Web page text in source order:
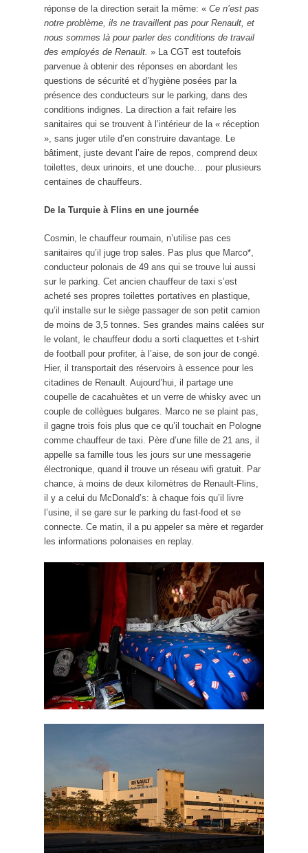
réponse de la direction serait la même: « Ce n’est pas
notre problème, ils ne travaillent pas pour Renault, et
nous sommes là pour parler des conditions de travail
des employés de Renault. » La CGT est toutefois
parvenue à obtenir des réponses en abordant les
questions de sécurité et d’hygiène posées par la
présence des conducteurs sur le parking, dans des
conditions indignes. La direction a fait refaire les
sanitaires qui se trouvent à l’intérieur de la « réception
», sans juger utile d’en construire davantage. Le
bâtiment, juste devant l’aire de repos, comprend deux
toilettes, deux urinoirs, et une douche… pour plusieurs
centaines de chauffeurs.
De la Turquie à Flins en une journée
Cosmin, le chauffeur roumain, n’utilise pas ces
sanitaires qu’il juge trop sales. Pas plus que Marco*,
conducteur polonais de 49 ans qui se trouve lui aussi
sur le parking. Cet ancien chauffeur de taxi s’est
acheté ses propres toilettes portatives en plastique,
qu’il installe sur le siège passager de son petit camion
de moins de 3,5 tonnes. Ses grandes mains calées sur
le volant, le chauffeur dodu a sorti claquettes et t-shirt
de football pour profiter, à l’aise, de son jour de congé.
Hier, il transportait des réservoirs à essence pour les
citadines de Renault. Aujourd’hui, il partage une
coupelle de cacahuètes et un verre de whisky avec un
couple de collègues bulgares. Marco ne se plaint pas,
il gagne trois fois plus que ce qu’il touchait en Pologne
comme chauffeur de taxi. Père d’une fille de 21 ans, il
appelle sa famille tous les jours sur une messagerie
électronique, quand il trouve un réseau wifi gratuit. Par
chance, à moins de deux kilomètres de Renault-Flins,
il y a celui du McDonald’s: à chaque fois qu’il livre
l’usine, il se gare sur le parking du fast-food et se
connecte. Ce matin, il a pu appeler sa mère et regarder
les informations polonaises en replay.